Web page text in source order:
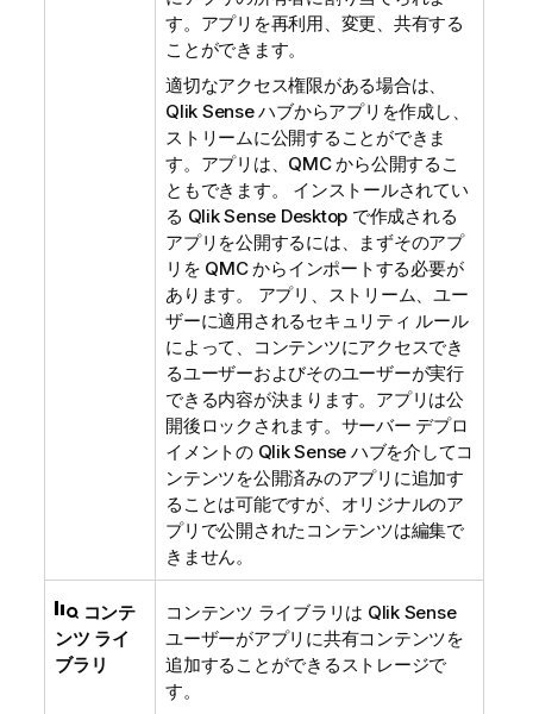
す。アプリを再利用、変更、共有する
ことができます。
適切なアクセス権限がある場合は、
Qlik Senseハブからアプリを作成し、
ストリームに公開することができま
す。アプリは、 QMCから公開するこ
ともできます。 インストールされてい
る Qlik Sense Desktop で作成される
アプリを公開するには、まずそのアプ
リを QMCからインポートする必要が
あります。 アプリ、ストリーム、ユー
ザーに適用されるセキュリティ ルール
によって、コンテンツにアクセスでき
るユーザーおよびそのユーザーが実行
できる内容が決まります。アプリは公
開後ロックされます。サーバー デプロ
イメントの Qlik Sense ハブを介してコ
ンテンツを公開済みのアプリに追加す
ることは可能ですが、オリジナルのア
プリで公開されたコンテンツは編集で
きません。
コンテ
ンツ ライ
ブラリ
コンテンツ ライブラリは Qlik Sense
ユーザーがアプリに共有コンテンツを
追加することができるストレージで
す。